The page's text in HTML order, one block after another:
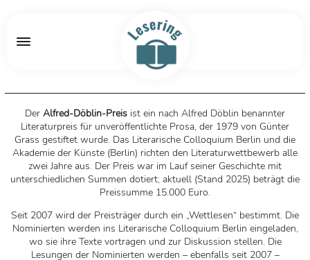
Der Alfred-Döblin-Preis ist ein nach Alfred Döblin benannter
Literaturpreis für unveröffentlichte Prosa, der 1979 von Günter
Grass gestiftet wurde. Das Literarische Colloquium Berlin und die
Akademie der Künste (Berlin) richten den Literaturwettbewerb alle
zwei Jahre aus. Der Preis war im Lauf seiner Geschichte mit
unterschiedlichen Summen dotiert; aktuell (Stand 2025) beträgt die
Preissumme 15.000 Euro.
Seit 2007 wird der Preisträger durch ein „Wettlesen“ bestimmt. Die
Nominierten werden ins Literarische Colloquium Berlin eingeladen,
wo sie ihre Texte vortragen und zur Diskussion stellen. Die
Lesungen der Nominierten werden – ebenfalls seit 2007 –